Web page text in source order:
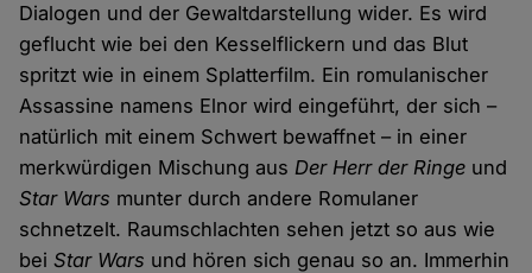
Dialogen und der Gewaltdarstellung wider. Es wird
geflucht wie bei den Kesselflickern und das Blut
spritzt wie in einem Splatterfilm. Ein romulanischer
Assassine namens Elnor wird eingeführt, der sich –
natürlich mit einem Schwert bewaffnet – in einer
merkwürdigen Mischung aus Der Herr der Ringe und
Star Wars munter durch andere Romulaner
schnetzelt. Raumschlachten sehen jetzt so aus wie
beiStar Wars und hören sich genau so an. Immerhin